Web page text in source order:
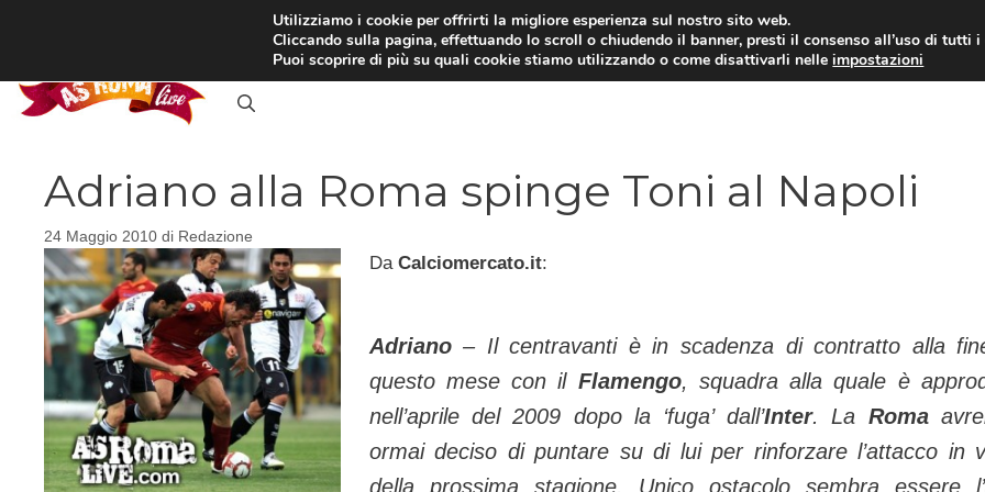
RASSEGNA STAMPA INTERVISTE CALCIOMERCATO CAMPIONATO
Adriano alla Roma spinge Toni al Napoli
24 Maggio 2010 di Redazione
Da Calciomercato.it:
Adriano– Il centravanti è in scadenza di contratto alla
questo mese con il Flamengo, squadra alla quale è
nell’aprile del 2009 dopo la ‘fuga’ dall’Inter. La Roma
ormai deciso di puntare su di lui per rinforzare l’attacco in
della prossima stagione. Unico ostacolo sembra essere
Utilizziamo i cookie per offrirti la migliore esperienza sul nostro sito web.
Cliccando sulla pagina, effettuando lo scroll o chiudendo il banner, presti il consenso all’uso di tutti i
Puoi scoprire di più su quali cookie stiamo utilizzando o come disattivarli nelleimpostazioni